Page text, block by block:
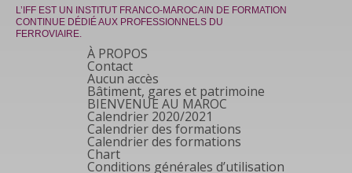
L’IFF EST UN INSTITUT FRANCO-MAROCAIN DE FORMATION
CONTINUE DÉDIÉ AUX PROFESSIONNELS DU
FERROVIAIRE.
À PROPOS
Contact
Aucun accès
Bâtiment, gares et patrimoine
BIENVENUE AU MAROC
Calendrier 2020/2021
Calendrier des formations
Calendrier des formations
Chart
Conditions générales d’utilisation